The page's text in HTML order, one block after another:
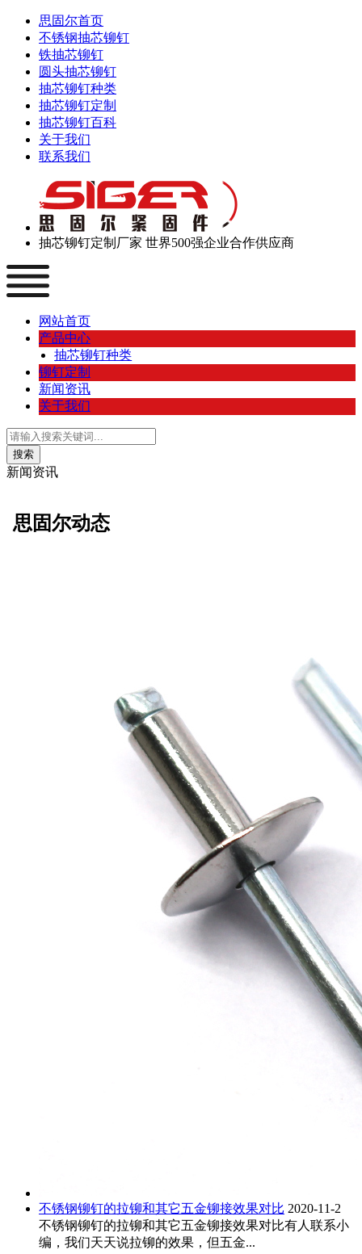
思固尔首页
不锈钢抽芯铆钉
铁抽芯铆钉
圆头抽芯铆钉
抽芯铆钉种类
抽芯铆钉定制
抽芯铆钉百科
关于我们
联系我们
抽芯铆钉定制厂家 世界500强企业合作供应商
网站首页
产品中心
抽芯铆钉种类
铆钉定制
新闻资讯
关于我们
新闻资讯
思固尔动态
不锈钢铆钉的拉铆和其它五金铆接效果对比 2020-11-2
不锈钢铆钉的拉铆和其它五金铆接效果对比有人联系小
编，我们天天说拉铆的效果，但五金...